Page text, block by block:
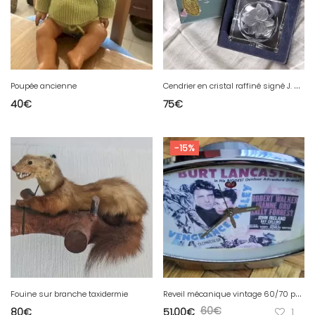
Poupée ancienne
40€
C
endrier en cristal raffiné signé J. G. Durand France. Neuf, jamais utilisé.
75€
Fouine sur branche taxidermie
80€
-15%
R
eveil mécanique vintage 60/70 publicitaire
60€
51,00€ 1